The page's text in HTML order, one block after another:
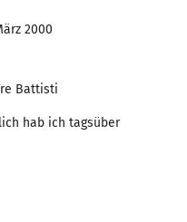
2000
Battisti
hab ich tagsüber